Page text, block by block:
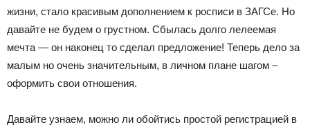
жизни, стало красивым дополнением к росписи в ЗАГСе. Но
давайте не будем о грустном. Сбылась долго лелеемая
мечта — он наконец то сделал предложение! Теперь дело за
малым но очень значительным, в личном плане шагом –
оформить свои отношения.
Давайте узнаем, можно ли обойтись простой регистрацией в